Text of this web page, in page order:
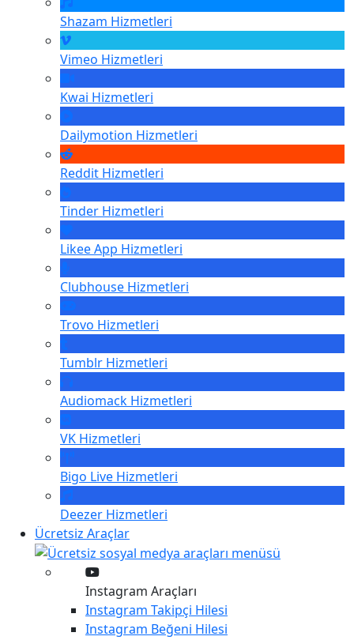
Shazam Hizmetleri
Vimeo Hizmetleri
Kwai Hizmetleri
Dailymotion Hizmetleri
Reddit Hizmetleri
Tinder Hizmetleri
Likee App Hizmetleri
Clubhouse Hizmetleri
Trovo Hizmetleri
Tumblr Hizmetleri
Audiomack Hizmetleri
VK Hizmetleri
Bigo Live Hizmetleri
Deezer Hizmetleri
Ücretsiz Araçlar
Instagram Araçları
Instagram Takipçi Hilesi
Instagram Beğeni Hilesi